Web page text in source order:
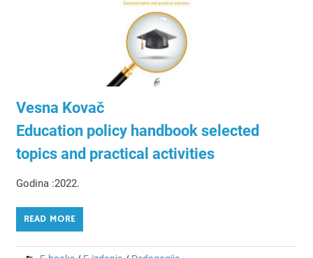
Vesna Kovač
Education policy handbook selected
topics and practical activities
Godina :2022.
READ MORE